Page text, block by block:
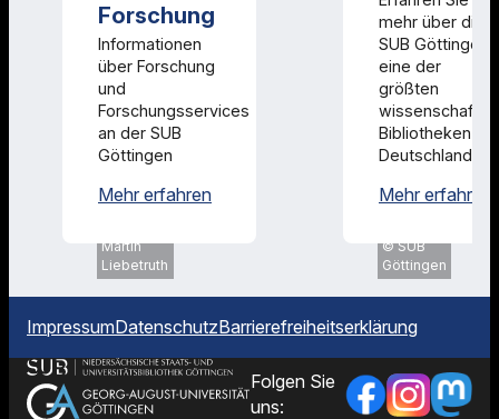
SUB
Martin
Liebetruth
Forschung
Informationen
über Forschung
und
Forschungsservices
an der SUB
Göttingen
Mehr erfahrenForschung
SUB
Göttingen
mehr über die
SUB Göttingen,
eine der
größten
Bibliotheken
Deutschlands.
Mehr erfahren
ImpressumDatenschutzBarrierefreiheitserklärung
Folgen Sie
uns: